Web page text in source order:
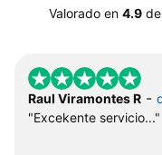
Valorado en 4.9 de
Raul Viramontes R -
"Excekente servicio..."